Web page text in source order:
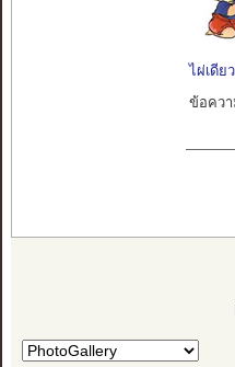
ไผ่เดีย
ข้อคว